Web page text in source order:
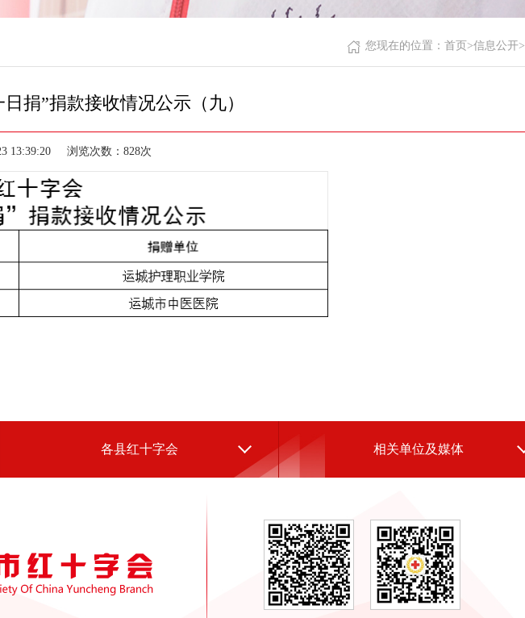
您现在的位置： 首页 >信息公开>
捐”捐款接收情况公示（九）
13:39:20 浏览次数：828次
各县红十字会 相关单位及媒体